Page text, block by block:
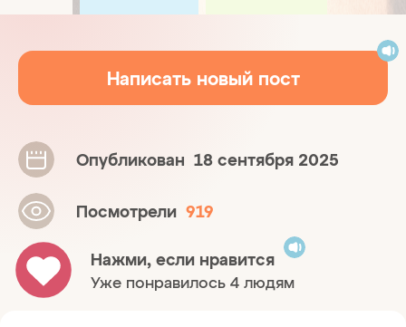
Написать новый пост
Опубликован 18 сентября 2025
Посмотрели 919
Нажми, если нравится
Уже понравилось 4 людям